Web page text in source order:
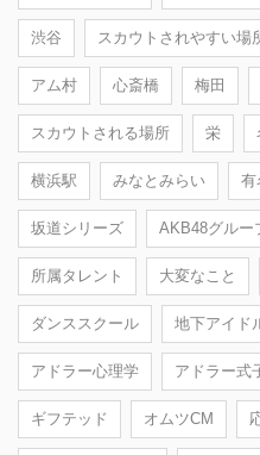
渋谷 スカウトされやすい場
アム村 心斎橋 梅田
スカウトされる場所 栄
横浜駅 みなとみらい 有
坂道シリーズ AKB48グルー
所属タレント 大変なこと
ダンススクール 地下アイド
アドラー心理学 アドラー式
ギフテッド オムツCM